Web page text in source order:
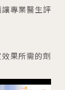
專業醫生評
果所需的劑